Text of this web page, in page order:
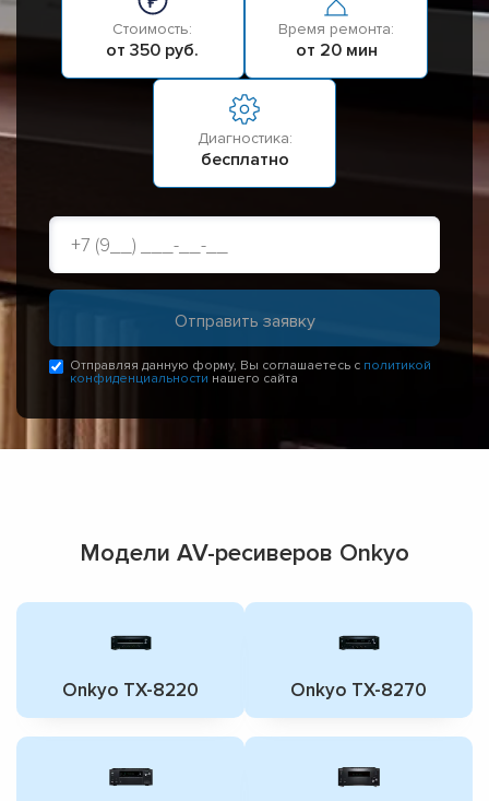
Стоимость:
от 350 руб.
Время ремонта:
от 20 мин
Диагностика:
бесплатно
Отправляя данную форму, Вы соглашаетесь с политикой
конфиденциальности нашего сайта
Модели AV-ресиверов Onkyo
Onkyo TX-8220 Onkyo TX-8270